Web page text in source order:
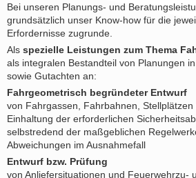
Bei unseren Planungs- und
grundsätzlich unser Know-how für die
Erfordernisse zugrunde.
Als spezielle Leistungen zum Thema
als integralen Bestandteil von Planungen
sowie Gutachten an:
Fahrgeometrisch begründeter Entwurf
von Fahrgassen, Fahrbahnen,
Einhaltung der erforderlichen
selbstredend der maßgeblichen
Abweichungen im Ausnahmefall
Entwurf bzw. Prüfung
von Anliefersituationen und Feuerwehrzu-